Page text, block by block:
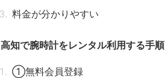
料金が分かりやすい
高知で腕時計をレンタル利用する手順
①無料会員登録